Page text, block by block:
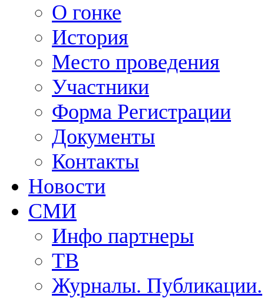
О гонке
История
Место проведения
Участники
Форма Регистрации
Документы
Контакты
Новости
СМИ
Инфо партнеры
ТВ
Журналы. Публикации.